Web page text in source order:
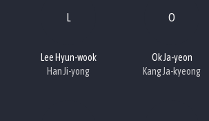
L
Lee Hyun-wook
Han Ji-yong
O
Ok Ja-yeon
Kang Ja-kyeong